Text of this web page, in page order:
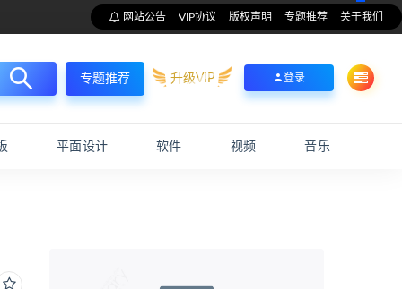
网站公告 VIP协议 版权声明 专题推荐 关于我们
专题推荐 升级VIP 登录
平面设计 软件 视频 音乐